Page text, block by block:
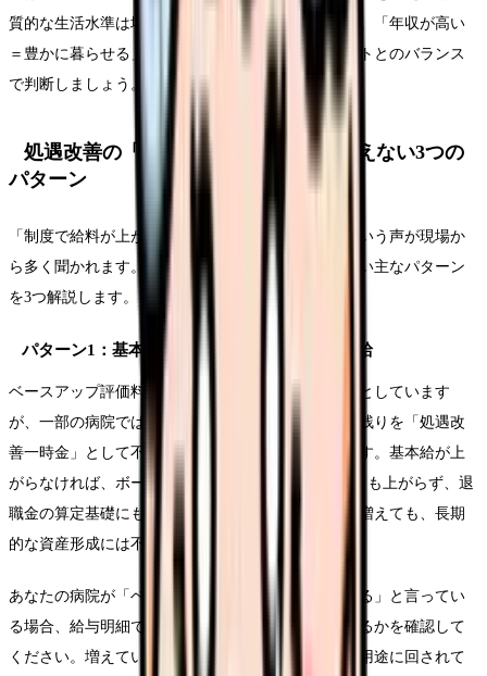
質的な生活水準は地方と大差ないケースもあります。「年収が高い
＝豊かに暮らせる」ではなく、その地域の生活コストとのバランス
で判断しましょう。
処遇改善の「落とし穴」｜手取りが増えない3つの
パターン
「制度で給料が上がるはずなのに、実感がない」という声が現場か
ら多く聞かれます。処遇改善が手取りに反映されない主なパターン
を3つ解説します。
パターン1：基本給ではなく「一時金」での支給
ベースアップ評価料は「基本給の引き上げ」を条件としています
が、一部の病院では基本給の増額を最小限に抑え、残りを「処遇改
善一時金」として不定期に支給するケースがあります。基本給が上
がらなければ、ボーナスの計算基礎（基本給×月数）も上がらず、退
職金の算定基礎にも影響しません。目先の手取りは増えても、長期
的な資産形成には不利です。
あなたの病院が「ベースアップ評価料を算定している」と言ってい
る場合、給与明細で基本給の項目が実際に増えているかを確認して
ください。増えていなければ、評価料の原資が他の用途に回されて